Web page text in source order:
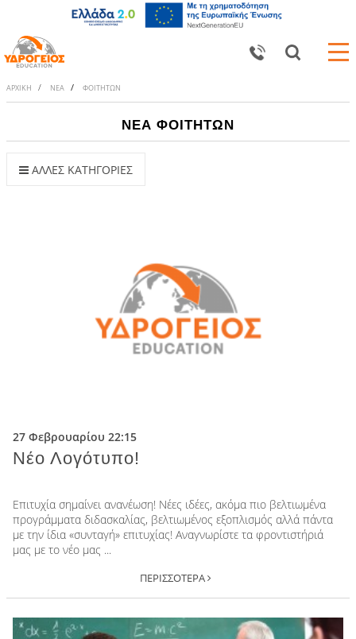
Υδρόγειος Education
ΑΡΧΙΚΗ ΝΕΑ ΦΟΙΤΗΤΩΝ
ΝΕΑ ΦΟΙΤΗΤΩΝ
ΑΛΛΕΣ ΚΑΤΗΓΟΡΙΕΣ
27 Φεβρουαρίου 22:15
Nέο Λογότυπο!
Επιτυχία σημαίνει ανανέωση! Νέες ιδέες, ακόμα πιο βελτιωμένα
προγράμματα διδασκαλίας, βελτιωμένος εξοπλισμός αλλά πάντα
με την ίδια «συνταγή» επιτυχίας! Αναγνωρίστε τα φροντιστήριά
μας με το νέο μας ...
ΠΕΡΙΣΣΟΤΕΡΑ